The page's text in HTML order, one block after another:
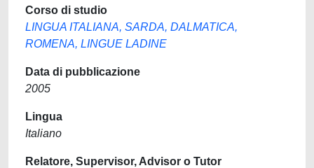
Corso di studio
LINGUA ITALIANA, SARDA, DALMATICA,
ROMENA, LINGUE LADINE
Data di pubblicazione
2005
Lingua
Italiano
Relatore, Supervisor, Advisor o Tutor